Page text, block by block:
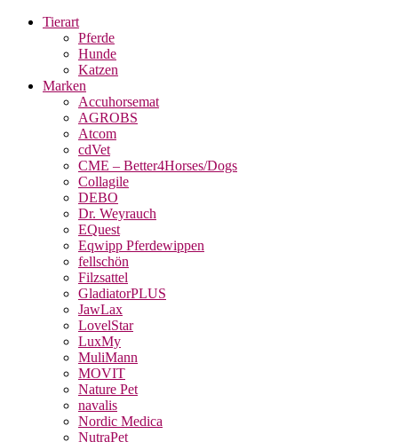
Tierart
Pferde
Hunde
Katzen
Marken
Accuhorsemat
AGROBS
Atcom
cdVet
CME – Better4Horses/Dogs
Collagile
DEBO
Dr. Weyrauch
EQuest
Eqwipp Pferdewippen
fellschön
Filzsattel
GladiatorPLUS
JawLax
LovelStar
LuxMy
MuliMann
MOVIT
Nature Pet
navalis
Nordic Medica
NutraPet